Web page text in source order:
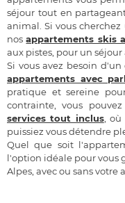
séjour tout en
animal. Si vous
nosappartements skis
aux pistes, pour un séjour
Si vous avez besoin
appartements avec
pratique et sereine
contrainte, vous
services tout inclus, où
puissiez vous détendre
Quel que soit
l'option idéale pour vous
Alpes, avec ou sans votre